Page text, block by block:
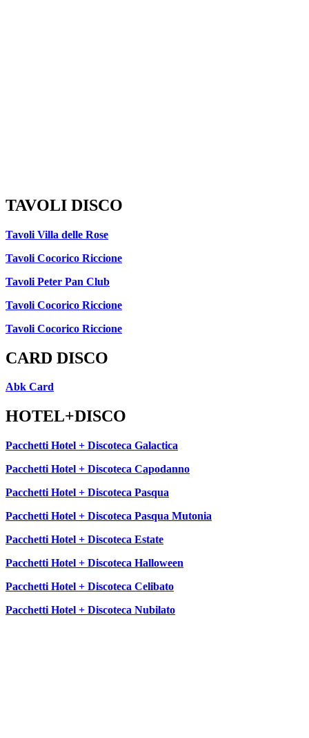
TAVOLI DISCO
Tavoli Villa delle Rose
Tavoli Cocorico Riccione
Tavoli Peter Pan Club
Tavoli Cocorico Riccione
Tavoli Cocorico Riccione
CARD DISCO
Abk Card
HOTEL+DISCO
Pacchetti Hotel + Discoteca Galactica
Pacchetti Hotel + Discoteca Capodanno
Pacchetti Hotel + Discoteca Pasqua
Pacchetti Hotel + Discoteca Pasqua Mutonia
Pacchetti Hotel + Discoteca Estate
Pacchetti Hotel + Discoteca Halloween
Pacchetti Hotel + Discoteca Celibato
Pacchetti Hotel + Discoteca Nubilato